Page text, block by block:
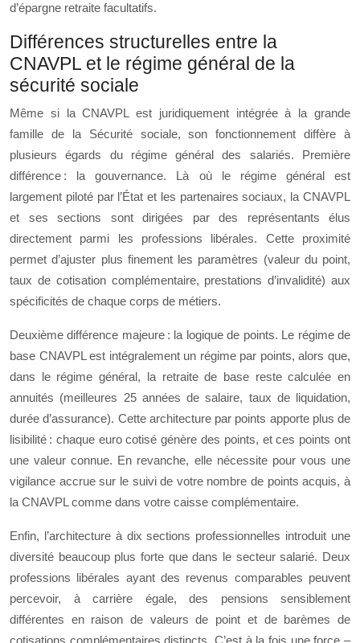
d’épargne retraite facultatifs.
Différences structurelles entre la
CNAVPL et le régime général de la
sécurité sociale
Même si la CNAVPL est juridiquement intégrée à la grande
famille de la Sécurité sociale, son fonctionnement diffère à
plusieurs égards du régime général des salariés. Première
différence : la gouvernance. Là où le régime général est
largement piloté par l’État et les partenaires sociaux, la CNAVPL
et ses sections sont dirigées par des représentants élus
directement parmi les professions libérales. Cette proximité
permet d’ajuster plus finement les paramètres (valeur du point,
taux de cotisation complémentaire, prestations d’invalidité) aux
spécificités de chaque corps de métiers.
Deuxième différence majeure : la logique de points. Le régime de
base CNAVPL est intégralement un régime par points, alors que,
dans le régime général, la retraite de base reste calculée en
annuités (meilleures 25 années de salaire, taux de liquidation,
durée d’assurance). Cette architecture par points apporte plus de
lisibilité : chaque euro cotisé génère des points, et ces points ont
une valeur connue. En revanche, elle nécessite pour vous une
vigilance accrue sur le suivi de votre nombre de points acquis, à
la CNAVPL comme dans votre caisse complémentaire.
Enfin, l’architecture à dix sections professionnelles introduit une
diversité beaucoup plus forte que dans le secteur salarié. Deux
professions libérales ayant des revenus comparables peuvent
percevoir, à carrière égale, des pensions sensiblement
différentes en raison de valeurs de point et de barèmes de
cotisations complémentaires distincts. C’est à la fois une force –